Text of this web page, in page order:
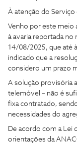
À atenção do
Venho por este meio
à avaria reportada
14/08/2025, que até
indicado que a
considero um prazo
A solução provisória
telemóvel – não é
fixa contratado,
necessidades do
De acordo com a Lei
orientações da